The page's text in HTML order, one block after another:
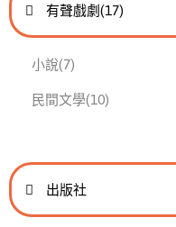
進入
有聲戲劇此分類有
(17)
小說此分類有
(7)
民間文學此分類有
(10)
出版社